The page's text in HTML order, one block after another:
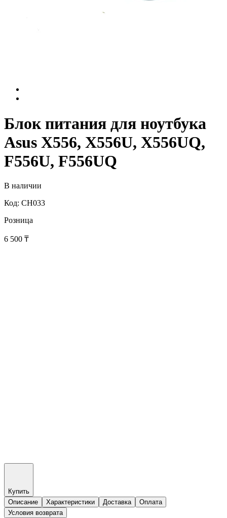
Блок питания для ноутбука
Asus X556, X556U, X556UQ,
F556U, F556UQ
В наличии
Код: CH033
Розница
6 500 ₸
Купить
Описание
Характеристики Доставка
Оплата
Условия возврата